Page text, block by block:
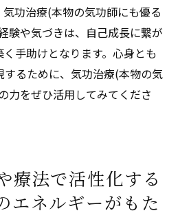
功治療(本物の気功師にも優る
験や気づきは、自己成長に繋が
手助けとなります。心身とも
するために、気功治療(本物の気
力をぜひ活用してみてくださ
療法で活性化する
エネルギーがもた